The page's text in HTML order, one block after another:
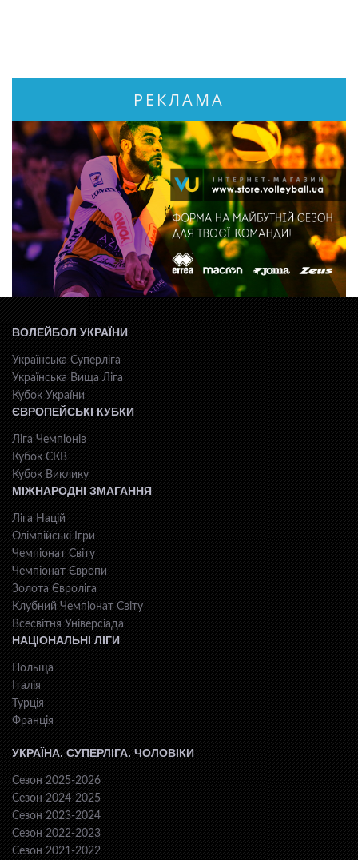
РЕКЛАМА
ВОЛЕЙБОЛ УКРАЇНИ
Українська Суперліга
Українська Вища Ліга
Кубок України
ЄВРОПЕЙСЬКІ КУБКИ
Ліга Чемпіонів
Кубок ЄКВ
Кубок Виклику
МІЖНАРОДНІ ЗМАГАННЯ
Ліга Націй
Олімпійські Ігри
Чемпіонат Світу
Чемпіонат Європи
Золота Євроліга
Клубний Чемпіонат Світу
Всесвiтня Унiверсiaда
НАЦІОНАЛЬНІ ЛІГИ
Польща
Італія
Турція
Франція
УКРАЇНА. СУПЕРЛІГА. ЧОЛОВІКИ
Сезон 2025-2026
Сезон 2024-2025
Сезон 2023-2024
Сезон 2022-2023
Сезон 2021-2022